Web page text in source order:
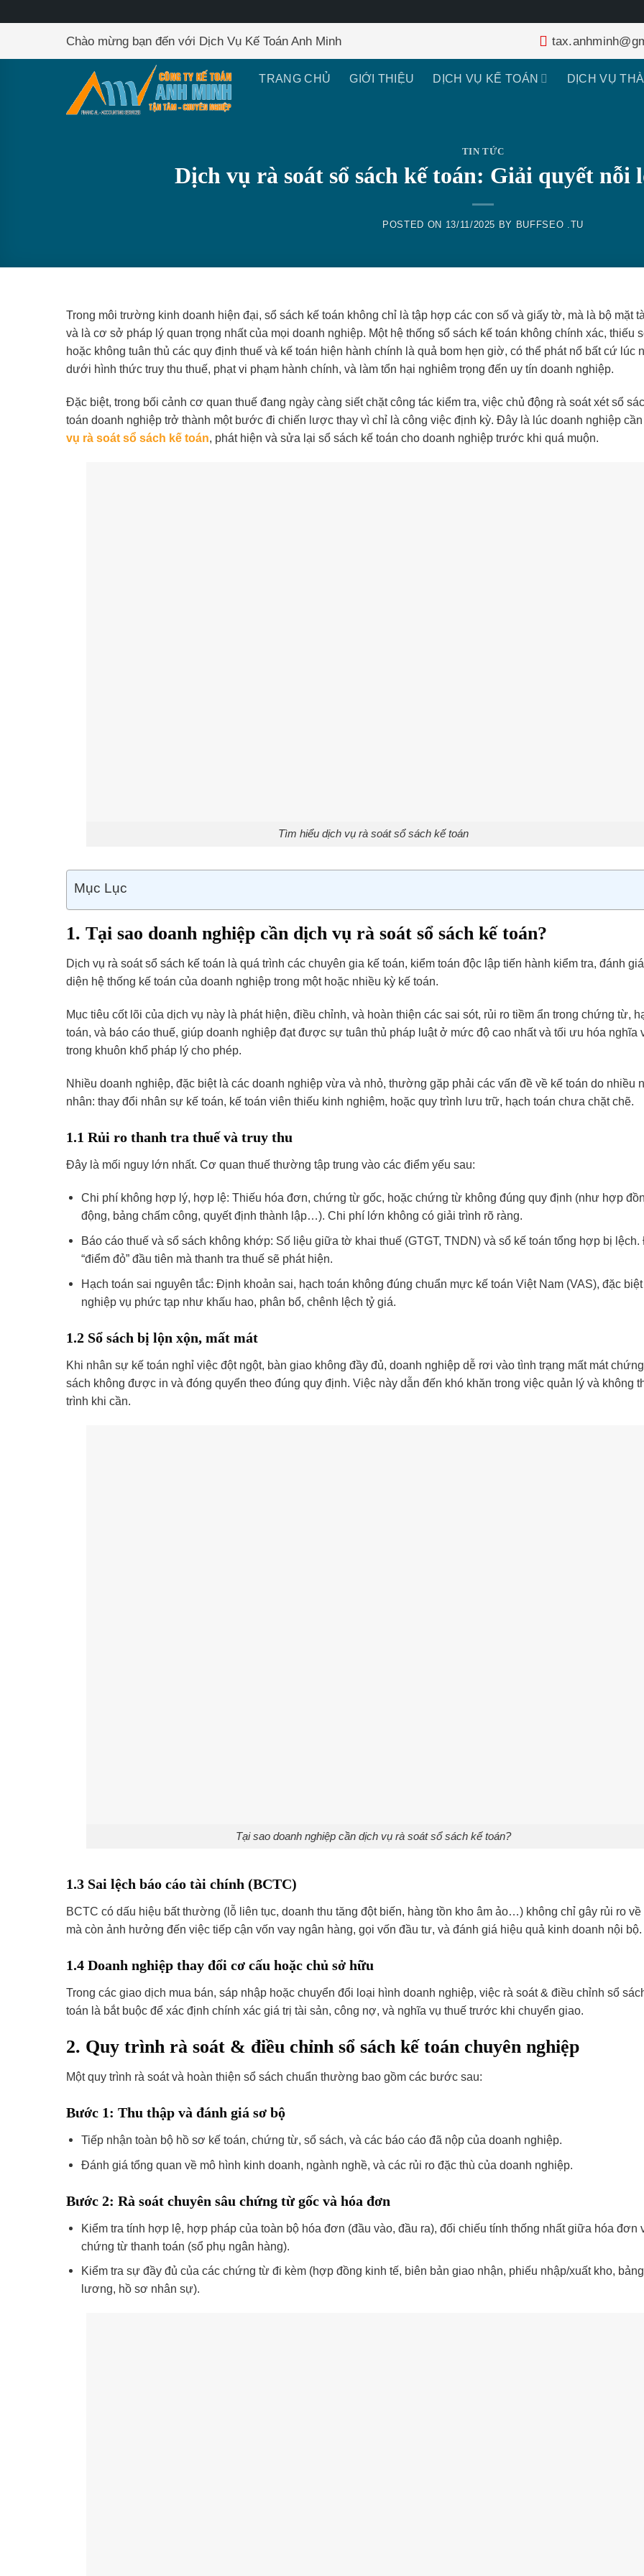
Chào mừng bạn đến với Dịch Vụ Kế Toán Anh Minh
TRANG CHỦ GIỚI THIỆU DỊCH VỤ KẾ TOÁN DỊCH VỤ
TIN TỨC
Dịch vụ rà soát sổ sách kế toán: Giải quyết
POSTED ON 13/11/2025 BY BUFFSEO .TU
Trong môi trường kinh doanh hiện đại, sổ sách kế toán không chỉ là tập hợp các con số và giấy tờ, mà là bộ mặt
và là cơ sở pháp lý quan trọng nhất của mọi doanh nghiệp. Một hệ thống sổ sách kế toán không chính xác, thiếu
hoặc không tuân thủ các quy định thuế và kế toán hiện hành chính là quả bom hẹn giờ, có thể phát nổ bất cứ lúc
dưới hình thức truy thu thuế, phạt vi phạm hành chính, và làm tổn hại nghiêm trọng đến uy tín doanh nghiệp.
Đặc biệt, trong bối cảnh cơ quan thuế đang ngày càng siết chặt công tác kiểm tra, việc chủ động rà soát xét sổ
toán doanh nghiệp trở thành một bước đi chiến lược thay vì chỉ là công việc định kỳ. Đây là lúc doanh nghiệp
vụ rà soát sổ sách kế toán, phát hiện và sửa lại sổ sách kế toán cho doanh nghiệp trước khi quá muộn.
Tìm hiểu dịch vụ rà soát sổ sách kế toán
Mục Lục
1. Tại sao doanh nghiệp cần dịch vụ rà soát sổ sách kế toán?
Dịch vụ rà soát sổ sách kế toán là quá trình các chuyên gia kế toán, kiểm toán độc lập tiến hành kiểm tra, đánh
diện hệ thống kế toán của doanh nghiệp trong một hoặc nhiều kỳ kế toán.
Mục tiêu cốt lõi của dịch vụ này là phát hiện, điều chỉnh, và hoàn thiện các sai sót, rủi ro tiềm ẩn trong chứng từ,
toán, và báo cáo thuế, giúp doanh nghiệp đạt được sự tuân thủ pháp luật ở mức độ cao nhất và tối ưu hóa nghĩa
trong khuôn khổ pháp lý cho phép.
Nhiều doanh nghiệp, đặc biệt là các doanh nghiệp vừa và nhỏ, thường gặp phải các vấn đề về kế toán do nhiều
nhân: thay đổi nhân sự kế toán, kế toán viên thiếu kinh nghiệm, hoặc quy trình lưu trữ, hạch toán chưa chặt chẽ.
1.1 Rủi ro thanh tra thuế và truy thu
Đây là mối nguy lớn nhất. Cơ quan thuế thường tập trung vào các điểm yếu sau:
Chi phí không hợp lý, hợp lệ: Thiếu hóa đơn, chứng từ gốc, hoặc chứng từ không đúng quy định (như hợp
động, bảng chấm công, quyết định thành lập…). Chi phí lớn không có giải trình rõ ràng.
Báo cáo thuế và sổ sách không khớp: Số liệu giữa tờ khai thuế (GTGT, TNDN) và sổ kế toán tổng hợp bị
“điểm đỏ” đầu tiên mà thanh tra thuế sẽ phát hiện.
Hạch toán sai nguyên tắc: Định khoản sai, hạch toán không đúng chuẩn mực kế toán Việt Nam (VAS), đặc
nghiệp vụ phức tạp như khấu hao, phân bổ, chênh lệch tỷ giá.
1.2 Sổ sách bị lộn xộn, mất mát
Khi nhân sự kế toán nghỉ việc đột ngột, bàn giao không đầy đủ, doanh nghiệp dễ rơi vào tình trạng mất mát
sách không được in và đóng quyển theo đúng quy định. Việc này dẫn đến khó khăn trong việc quản lý và không
trình khi cần.
Tại sao doanh nghiệp cần dịch vụ rà soát sổ sách kế toán?
1.3 Sai lệch báo cáo tài chính (BCTC)
BCTC có dấu hiệu bất thường (lỗ liên tục, doanh thu tăng đột biến, hàng tồn kho âm ảo…) không chỉ gây rủi ro về
mà còn ảnh hưởng đến việc tiếp cận vốn vay ngân hàng, gọi vốn đầu tư, và đánh giá hiệu quả kinh doanh nội bộ.
1.4 Doanh nghiệp thay đổi cơ cấu hoặc chủ sở hữu
Trong các giao dịch mua bán, sáp nhập hoặc chuyển đổi loại hình doanh nghiệp, việc rà soát & điều chỉnh sổ
toán là bắt buộc để xác định chính xác giá trị tài sản, công nợ, và nghĩa vụ thuế trước khi chuyển giao.
2. Quy trình rà soát & điều chỉnh sổ sách kế toán chuyên nghiệp
Một quy trình rà soát và hoàn thiện sổ sách chuẩn thường bao gồm các bước sau:
Bước 1: Thu thập và đánh giá sơ bộ
Tiếp nhận toàn bộ hồ sơ kế toán, chứng từ, sổ sách, và các báo cáo đã nộp của doanh nghiệp.
Đánh giá tổng quan về mô hình kinh doanh, ngành nghề, và các rủi ro đặc thù của doanh nghiệp.
Bước 2: Rà soát chuyên sâu chứng từ gốc và hóa đơn
Kiểm tra tính hợp lệ, hợp pháp của toàn bộ hóa đơn (đầu vào, đầu ra), đối chiếu tính thống nhất giữa hóa đơn
chứng từ thanh toán (sổ phụ ngân hàng).
Kiểm tra sự đầy đủ của các chứng từ đi kèm (hợp đồng kinh tế, biên bản giao nhận, phiếu nhập/xuất kho, bảng
lương, hồ sơ nhân sự).